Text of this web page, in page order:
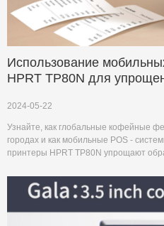
Использование
HPRT TP80N для
2024-05-22
Узнайте, как глобальные кофейные
городах и как мобильные POS -
принтеры HPRT TP80N упрощают